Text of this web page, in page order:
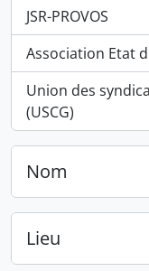
JSR-PROVOS
, 3 résultats
Association Etat
, 2 résultats
Union des
(USCG)
, 2 résultats
Nom
Lieu